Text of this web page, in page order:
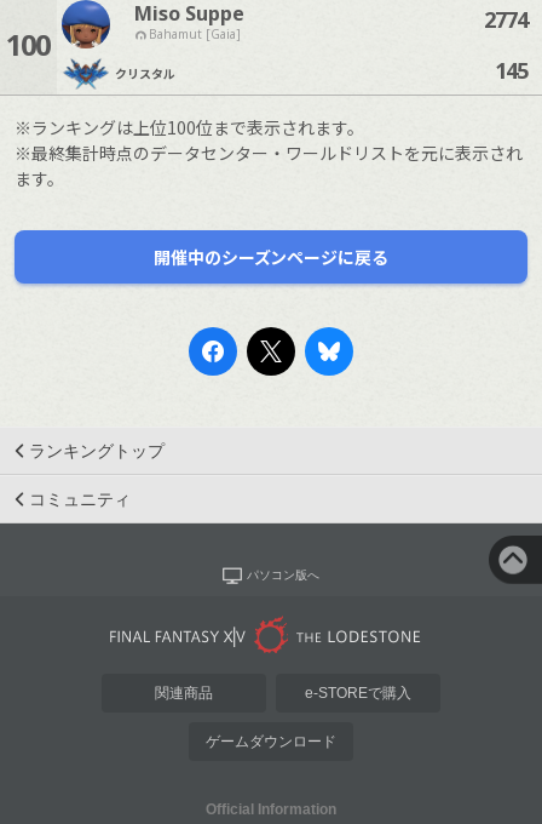
100
Miso Suppe
Bahamut [Gaia]
クリスタル
2774
145
※ランキングは上位100位まで表示されます。
※最終集計時点のデータセンター・ワールドリストを元に表示され
ます。
開催中のシーズンページに戻る
ランキングトップ
コミュニティ
パソコン版へ
関連商品 e-STOREで購入
ゲームダウンロード
Official Information